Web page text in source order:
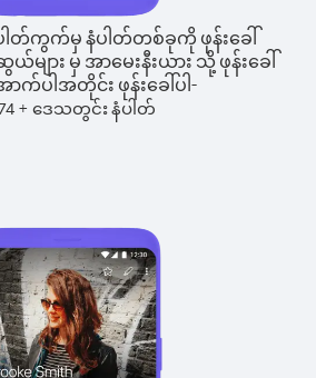
ပါတ်ကွက်မှ နံပါတ်တစ်ခုကို ဖုန်းခေါ်
များ မှ အာမေးနီးယား သို့ ဖုန်းခေါ်
က်ပါအတိုင်း ဖုန်းခေါ်ပါ-
+ ဒေသတွင်း နံပါတ်